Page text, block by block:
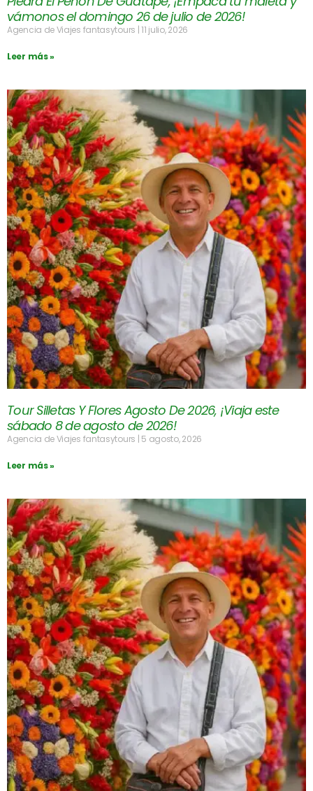
vámonos el domingo 26 de julio de 2026!
Agencia de Viajes fantasytours 11 julio, 2026
Leer más »
Tour Silletas Y Flores Agosto De 2026, ¡Viaja este
sábado 8 de agosto de 2026!
Agencia de Viajes fantasytours 5 agosto, 2026
Leer más »